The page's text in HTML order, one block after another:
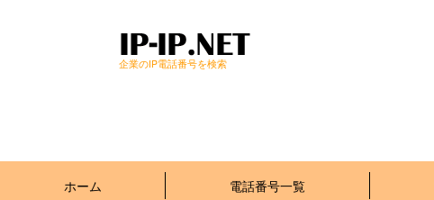
企業のIP電話番号を検索
ホーム 電話番号一覧